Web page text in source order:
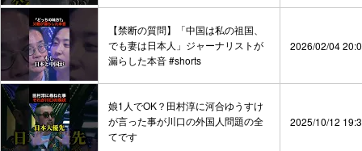
【禁断の質問】「中国は私の祖国、
でも妻は日本人」ジャーナリストが
漏らした本音 #shorts
2026/02/04
娘1人でOK？田村淳に河合ゆうすけ
が言った事が川口の外国人問題の全
てです
2025/10/12